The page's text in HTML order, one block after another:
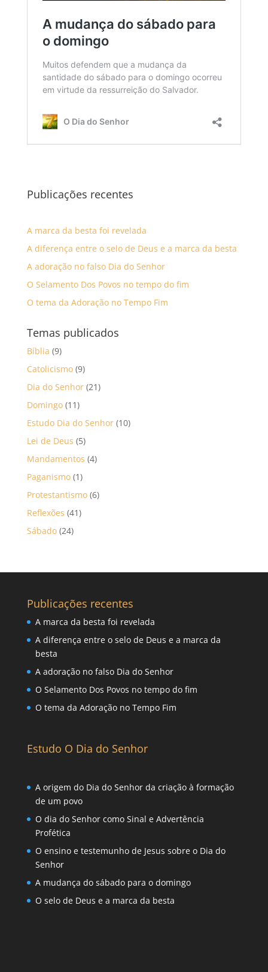
Publicações recentes
A marca da besta foi revelada
A diferença entre o selo de Deus e a marca da besta
A adoração no falso Dia do Senhor
O Selamento Dos Povos no tempo do fim
O tema da Adoração no Tempo Fim
Temas publicados
Bíblia (9)
Catolicismo(9)
Dia do Senhor(21)
Domingo(11)
Estudo Dia do Senhor(10)
Lei de Deus (5)
Mandamentos (4)
Paganismo(1)
Protestantismo(6)
Reflexões (41)
Sábado(24)
Publicações recentes
A marca da besta foi revelada
A diferença entre o selo de Deus e a marca da
besta
A adoração no falso Dia do Senhor
O Selamento Dos Povos no tempo do fim
O tema da Adoração no Tempo Fim
Estudo O Dia do Senhor
A origem do Dia do Senhor da criação à formação
de um povo
O dia do Senhor como Sinal e Advertência
Profética
O ensino e testemunho de Jesus sobre o Dia do
Senhor
A mudança do sábado para o domingo
O selo de Deus e a marca da besta